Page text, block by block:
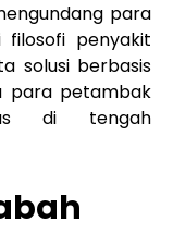
para
filosofi penyakit
solusi berbasis
para petambak
di tengah